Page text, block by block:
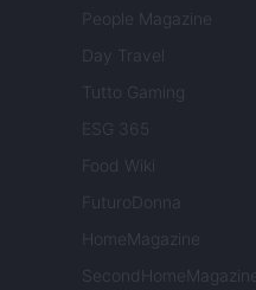
People Magazine
Day Travel
Tutto Gaming
ESG 365
Food Wiki
FuturoDonna
HomeMagazine
SecondHomeMagazine